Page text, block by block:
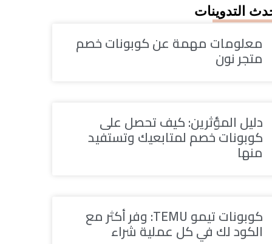
التدوينات
معلومات مهمة عن كوبونات خصم
متجر نون
دليل المؤثرين: كيف تحصل على
كوبونات خصم لمتابعيك وتستفيد
منها
كوبونات تيمو TEMU: وفر أكثر مع
الكود لك في كل عملية شراء